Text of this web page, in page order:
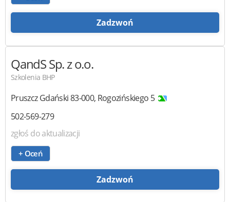
Zadzwoń
QandSSp. z o.o.
Szkolenia BHP
Pruszcz Gdański83-000, Rogozińskiego 5
502-569-279
zgłoś do aktualizacji
+ Oceń
Zadzwoń